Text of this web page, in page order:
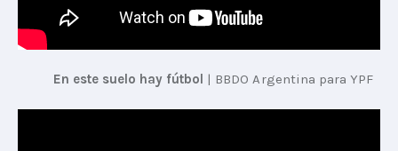
En este suelo hay fútbol | BBDO Argentina para YPF